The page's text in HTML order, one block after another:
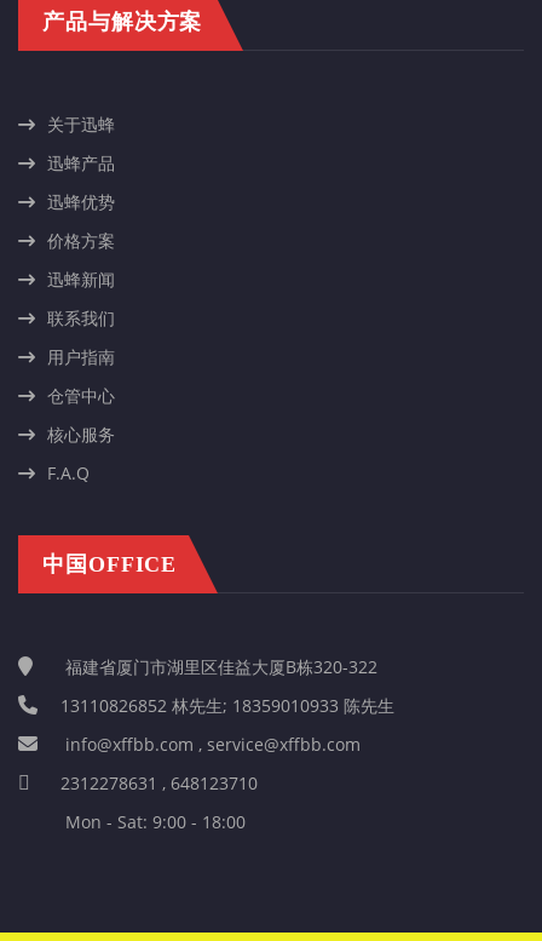
产品与解决方案
关于迅蜂
迅蜂产品
迅蜂优势
价格方案
迅蜂新闻
联系我们
用户指南
仓管中心
核心服务
F.A.Q
中国OFFICE
福建省厦门市湖里区佳益大厦B栋320-322
13110826852 林先生; 18359010933 陈先生
info@xffbb.com , service@xffbb.com
2312278631 , 648123710
Mon - Sat: 9:00 - 18:00